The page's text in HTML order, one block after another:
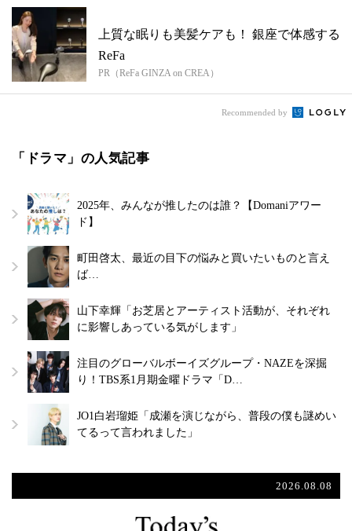
上質な眠りも美髪ケアも！ 銀座で体感する
ReFa
PR（ReFa GINZA on CREA）
Recommended by
「ドラマ」の人気記事
2025年、みんなが推したのは誰？【Domaniアワー
ド】
町田啓太、最近の目下の悩みと買いたいものと言え
ば…
山下幸輝「お芝居とアーティスト活動が、それぞれ
に影響しあっている気がします」
注目のグローバルボーイズグループ・NAZEを深掘
り！TBS系1月期金曜ドラマ「D…
JO1白岩瑠姫「成瀬を演じながら、普段の僕も謎めい
てるって言われました」
2026.08.08